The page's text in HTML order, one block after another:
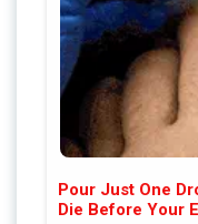
Pour Just One
Die Before Your